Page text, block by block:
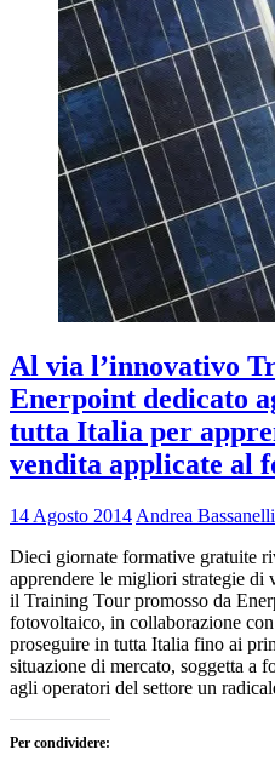
Al via l’innovativo
Enerpoint dedicato
tutta Italia per
vendita applicate al
14 Agosto 2014 Andrea Bassanelli
Dieci giornate formative gratuite
apprendere le migliori strategie di
il Training Tour promosso da
fotovoltaico, in collaborazione
proseguire in tutta Italia fino ai
situazione di mercato, soggetta a
agli operatori del settore un
Per condividere: